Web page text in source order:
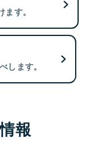
す。
します。
報